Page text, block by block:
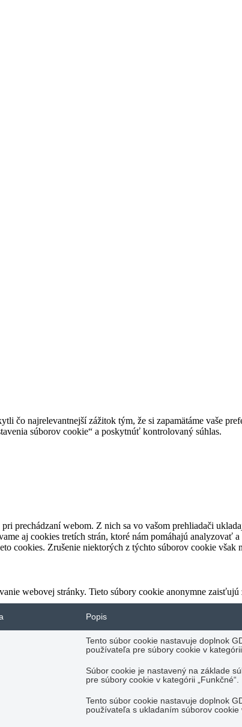
čo najrelevantnejší zážitok tým, že si zapamätáme vaše
súborov cookie“ a poskytnúť kontrolovaný súhlas.
prechádzaní webom. Z nich sa vo vašom prehliadači
aj cookies tretích strán, ktoré nám pomáhajú
cookies. Zrušenie niektorých z týchto súborov cookie
webovej stránky. Tieto súbory cookie anonymne
Popis
Tento súbor cookie nastavuje doplnok
používateľa pre súbory cookie v kategórii
Súbor cookie je nastavený na základe
pre súbory cookie v kategórii „Funkčné“.
Tento súbor cookie nastavuje doplnok
používateľa s ukladaním súborov cookie